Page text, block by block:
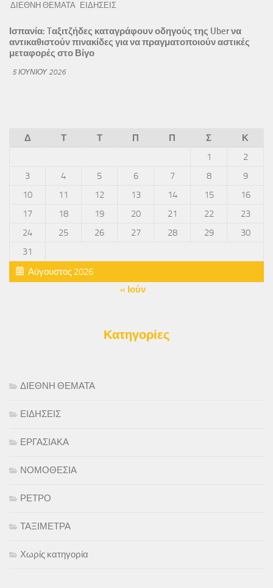
ΔΙΕΘΝΗ ΘΕΜΑΤΑ ΕΙΔΗΣΕΙΣ
Ισπανία: Tαξιτζήδες καταγράφουν οδηγούς της Uber να
αντικαθιστούν πινακίδες για να πραγματοποιούν αστικές
μεταφορές στο Βίγο
5 ΙΟΥΝΊΟΥ 2026
Αύγουστος 2026
Δ Τ Τ Π Π Σ
Κ
1
2
3
4 5 6 7 8
9
10
11 12 13 14 15
16
17
18 19 20 21 22
23
24
25 26 27 28 29
30
31
« Ιούν
Κατηγορίες
ΔΙΕΘΝΗ ΘΕΜΑΤΑ
ΕΙΔΗΣΕΙΣ
ΕΡΓΑΣΙΑΚΑ
ΝΟΜΟΘΕΣΙΑ
ΡΕΤΡΟ
ΤΑΞΙΜΕΤΡΑ
Χωρίς κατηγορία